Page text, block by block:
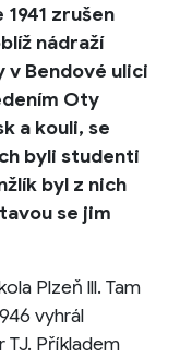
zrušen
nádraží
v Bendové ulici
Oty
a kouli, se
byli studenti
byl z nich
se jim
Plzeň lll. Tam
vyhrál
Příkladem